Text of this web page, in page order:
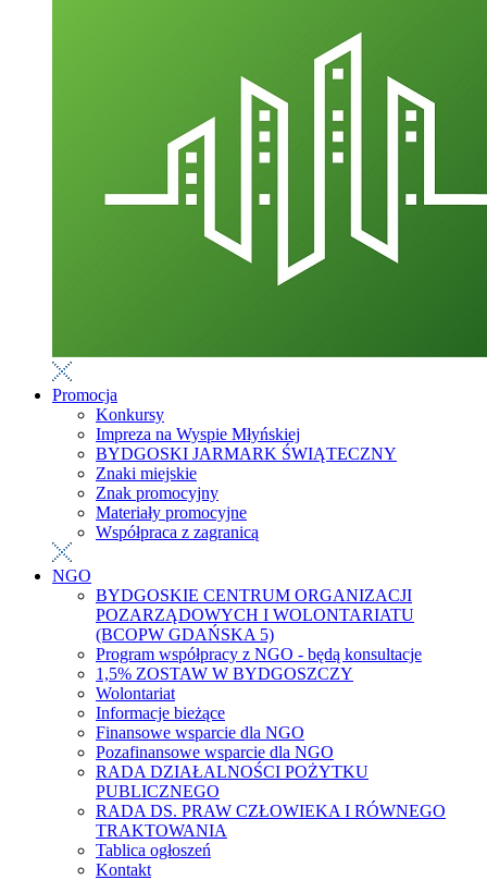
Promocja
Konkursy
Impreza na Wyspie Młyńskiej
BYDGOSKI JARMARK ŚWIĄTECZNY
Znaki miejskie
Znak promocyjny
Materiały promocyjne
Współpraca z zagranicą
NGO
BYDGOSKIE CENTRUM ORGANIZACJI
POZARZĄDOWYCH I WOLONTARIATU
(BCOPW GDAŃSKA 5)
Program współpracy z NGO - będą konsultacje
1,5% ZOSTAW W BYDGOSZCZY
Wolontariat
Informacje bieżące
Finansowe wsparcie dla NGO
Pozafinansowe wsparcie dla NGO
RADA DZIAŁALNOŚCI POŻYTKU
PUBLICZNEGO
RADA DS. PRAW CZŁOWIEKA I RÓWNEGO
TRAKTOWANIA
Tablica ogłoszeń
Kontakt